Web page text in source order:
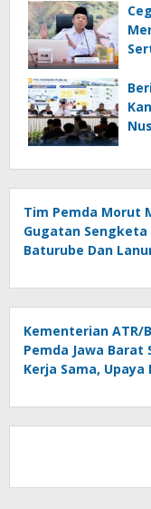
Tim Pemda Morut
Gugatan Sengketa
Baturube Dan
Kementerian ATR/
Pemda Jawa Barat
Kerja Sama,
Ekonomi Daerah